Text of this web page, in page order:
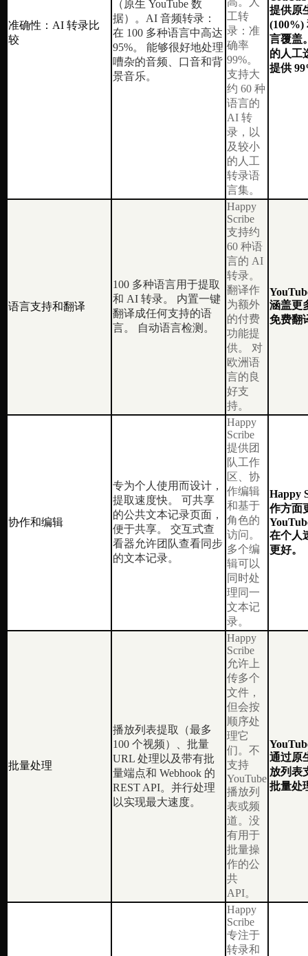
准确性：AI 转录比
较
（原生 YouTube 数
据）。AI 音频转录：
在 100 多种语言中高达
95%。 能够很好地处理
嘈杂的音频、口音和背
景音乐。
工转
录：准
确率
99%。
支持大
约 60 种
语言的
AI 转
录，以
及较小
的人工
转录语
言集。
提供原
(100%)
言覆盖
的人工
提供
语言支持和翻译
100 多种语言用于提取
和 AI 转录。 内置一键
翻译成任何支持的语
言。 自动语言检测。
Happy
Scribe
支持约
60 种语
言的 AI
转录。
翻译作
为额外
的付费
功能提
供。 对
欧洲语
言的良
好支
持。
涵盖更
免费翻
协作和编辑
专为个人使用而设计，
提取速度快。 可共享
的公共文本记录页面，
便于共享。 交互式查
看器允许团队查看同步
的文本记录。
Happy
Scribe
提供团
队工作
区、协
作编辑
和基于
角色的
访问。
多个编
辑可以
同时处
理同一
文本记
录。
Happy
作方面
在个人
更好。
批量处理
播放列表提取（最多
100 个视频）、批量
URL 处理以及带有批
量端点和 Webhook 的
REST API。并行处理
以实现最大速度。
Happy
Scribe
允许上
传多个
文件，
但会按
顺序处
理它
们。不
支持
YouTube
播放列
表或频
道。没
有用于
批量操
作的公
共
API。
通过原
放列表
批量处
Happy
Scribe
专注于
转录和